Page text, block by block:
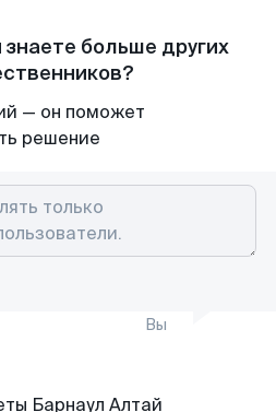
больше других
— он поможет
решение
Вы